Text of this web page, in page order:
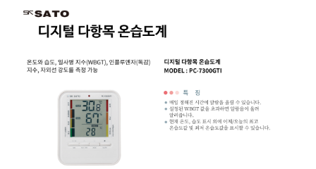
화상카메라